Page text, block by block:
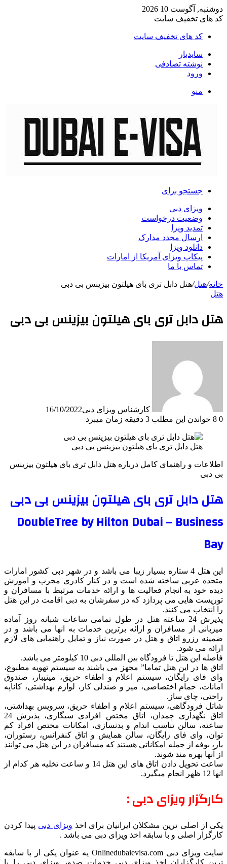
دوشنبه, آگوست 10 2026
کد های تخفیف سایت
کد های تخفیف سایت
سایدبار
نوشته تصادفی
ورود
منو
جستجو برای
ویزای دبی
وضعیت درخواست
تمدید ویزا
ارسال مجدد مدارک
دانلود ویزا
پیکاپ ویزای آمریکا از امارات
تماس با ما
خانه/هتل/هتل دابل تری بای هیلتون بیزینس بی دبی
هتل
هتل دابل تری بای هیلتون بیزینس بی دبی
کارشناس ویزای دبی16/10/2022
0
خواندن این مطلب 3 دقیقه زمان میبرد
هتل دابل تری بای هیلتون بیزینس بی دبی
اطلاعات و راهنمای کامل درباره هتل دابل تری بای هیلتون بیزینس
بی دبی
هتل دابل تری بای هیلتون بیزینس بی دبی
DoubleTree by Hilton Dubai – Business
Bay
این هتل 4 ستاره بسیار زیبا می باشد و در شهر دبی کشور امارات
متحده عربی ساخته شده است و در کنار کادری مجرب و اموزش
دیده خود به انجام فعالیت ها و ارائه خدمات مرتبط با مسافران و
توریست هایی می پردازد که در سفرشان به دبی اقامت در این هتل
را انتخاب می کنند.
پذیرش 24 ساعته هتل در طول تمامی ساعات شبانه روز آماده
میزبانی از مسافران و ارائه برترین خدمات به انها می باشد و در
ضمینه رزرو اتاق و هتل در صورت نیاز و تمایل راهنمایی های لازم
ارائه می شود.
فاصله این هتل تا فرودگاه بین المللی دبی 10 کیلومتر می باشد.
اتاق ها در این هتل تماما” مجهز می باشند به سیستم تهویه مطبوع،
وای فای رایگان، سیستم اعلام و اطفاء حریق، مینیبار، صندوق
امانات، حمام اختصاصی، میز و صندلی کار، لوازم بهداشتی، کاناپه
راحتی، چای ساز.
شاتل فرودگاهی، سیستم اعلام و اطفاء حریق، سرویس بهداشتی،
اتاق نگهداری چمدان، اتاق مختص افرادی سیگاری، پذیرش 24
ساعته، سالن تناسب اندام و بدنسازی، امکانات مختص افراد کم
توان، وای فای رایگان، سالن همایش و اتاق کنفرانس، رستوران،
بار، بوفه از جمله امکاناتی هستند که مسافران در این هتل می توانند
از آنها بهره مند شوند.
ساعت تحویل دادن اتاق های این هتل 14 و ساعت تخلیه هر کدام از
انها 12 ظهر انجام میگیرد.
کارگزار ویزای دبی :
یکی از اصلی ترین مشکلان ایرانیان برای اخذ ویزای دبی پیدا کردن
کارگزار اصلی و با سابقه اخذ ویزای دبی می باشد .
سایت ویزای دبی Onlinedubaievisa.com یه عنوان یکی از با سابقه